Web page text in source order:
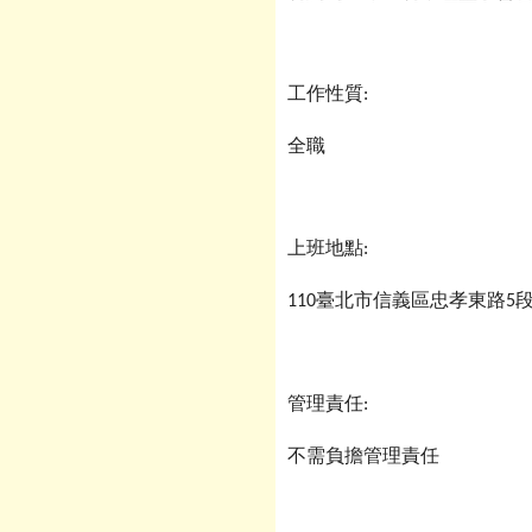
工作性質:
全職
上班地點:
110臺北市信義區忠孝東路5
管理責任:
不需負擔管理責任